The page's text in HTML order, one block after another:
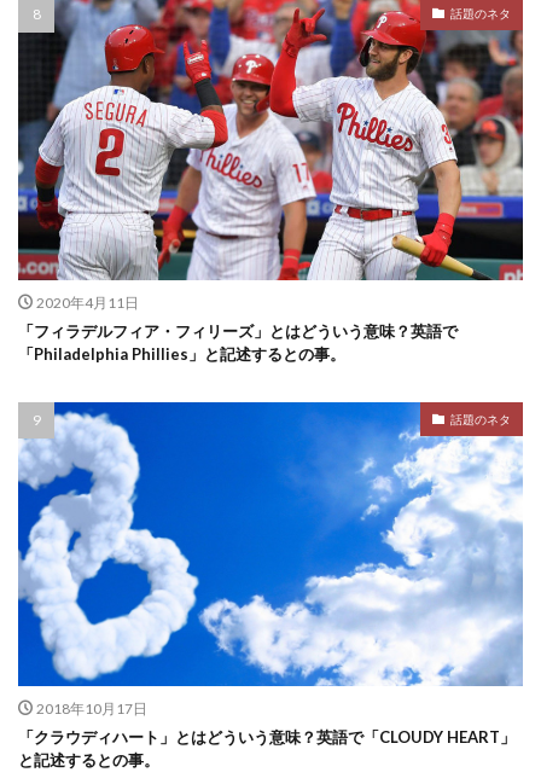
話題のネタ
2020年4月11日
「フィラデルフィア・フィリーズ」とはどういう意味？英語で
「Philadelphia Phillies」と記述するとの事。
話題のネタ
2018年10月17日
「クラウディハート」とはどういう意味？英語で「CLOUDY HEART」
と記述するとの事。